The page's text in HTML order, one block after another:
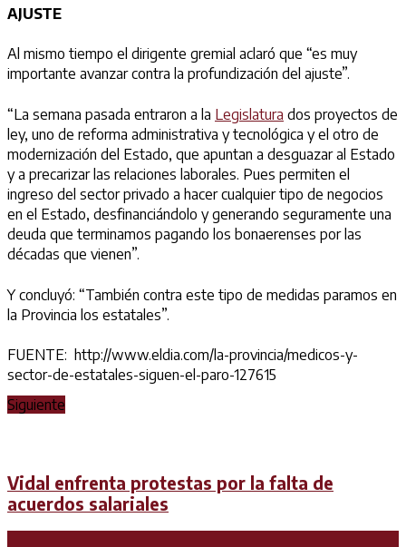
AJUSTE
Al mismo tiempo el dirigente gremial aclaró que “es muy
importante avanzar contra la profundización del ajuste”.
“La semana pasada entraron a la Legislatura dos proyectos de
ley, uno de reforma administrativa y tecnológica y el otro de
modernización del Estado, que apuntan a desguazar al Estado
y a precarizar las relaciones laborales. Pues permiten el
ingreso del sector privado a hacer cualquier tipo de negocios
en el Estado, desfinanciándolo y generando seguramente una
deuda que terminamos pagando los bonaerenses por las
décadas que vienen”.
Y concluyó: “También contra este tipo de medidas paramos en
la Provincia los estatales”.
FUENTE: http://www.eldia.com/la-provincia/medicos-y-
sector-de-estatales-siguen-el-paro-127615
Siguiente
Vidal enfrenta protestas por la falta de
acuerdos salariales